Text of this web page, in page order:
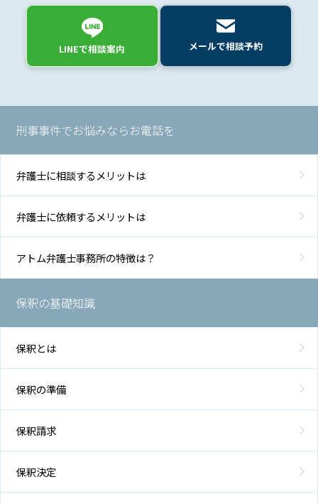
LINEで相談案内 メールで相談予約
刑事事件でお悩みならお電話を
弁護士に相談するメリットは
弁護士に依頼するメリットは
アトム弁護士事務所の特徴は？
保釈の基礎知識
保釈とは
保釈の準備
保釈請求
保釈決定